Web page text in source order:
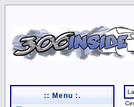
:: Menu :.